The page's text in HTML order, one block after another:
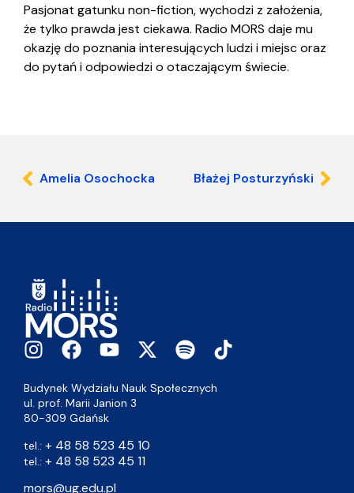
Pasjonat gatunku non-fiction, wychodzi z założenia,
że tylko prawda jest ciekawa. Radio MORS daje mu
okazję do poznania interesujących ludzi i miejsc oraz
do pytań i odpowiedzi o otaczającym świecie.
Amelia Osochocka Błażej Posturzyński
Budynek Wydziału Nauk Społecznych
ul. prof. Marii Janion 3
80-309 Gdańsk
tel.: + 48 58 523 45 10
tel.: + 48 58 523 45 11
mors@ug.edu.pl